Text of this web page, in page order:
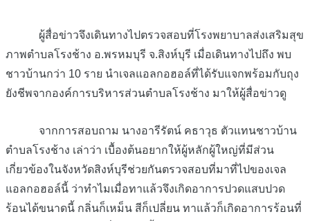
ผู้สื่อข่าวจึงเดินทางไปตรวจสอบที่โรงพยาบาลส่งเสริมสุข
ภาพตำบลโรงช้าง อ.พรหมบุรี จ.สิงห์บุรี เมื่อเดินทางไปถึง พบ
ชาวบ้านกว่า 10 ราย นำเจลแอลกอฮอล์ที่ได้รับแจกพร้อมกับถุง
ยังชีพจากองค์การบริหารส่วนตำบลโรงช้าง มาให้ผู้สื่อข่าวดู
จากการสอบถาม นางอารีรัตน์ คธาวุธ ตัวแทนชาวบ้าน
ตำบลโรงช้าง เล่าว่า เบื้องต้นอยากให้ผู้หลักผู้ใหญ่ที่มีส่วน
เกี่ยวข้องในจังหวัดสิงห์บุรีช่วยกันตรวจสอบที่มาที่ไปของเจล
แอลกอฮอล์นี้ ว่าทำไมเมื่อทาแล้วจึงเกิดอาการปวดแสบปวด
ร้อนได้ขนาดนี้ กลิ่นก็เหม็น สีก็เปลี่ยน ทาแล้วก็เกิดอาการร้อนที่